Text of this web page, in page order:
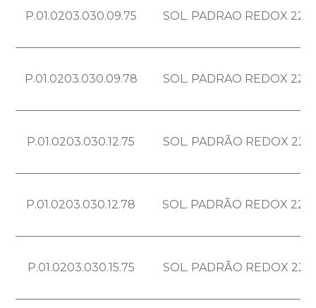
P.01.0203.030.09.75 SOL. PADRAO REDOX
P.01.0203.030.09.78 SOL. PADRAO REDOX
P.01.0203.030.12.75 SOL. PADRÃO REDOX
P.01.0203.030.12.78 SOL. PADRÃO REDOX
P.01.0203.030.15.75 SOL. PADRÃO REDOX